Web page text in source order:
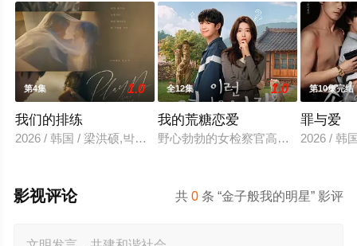
第4集 1.0
我们的排练
2026 / 韩国 / 梁洪硕,박성현
全12集 1.0
我的荒糖恋爱
野心勃勃的女检察官高恩世（贺营
第10集完结
罪与爱
2026 / 韩
共0 条 “金子般我的明星” 影评
影视评论